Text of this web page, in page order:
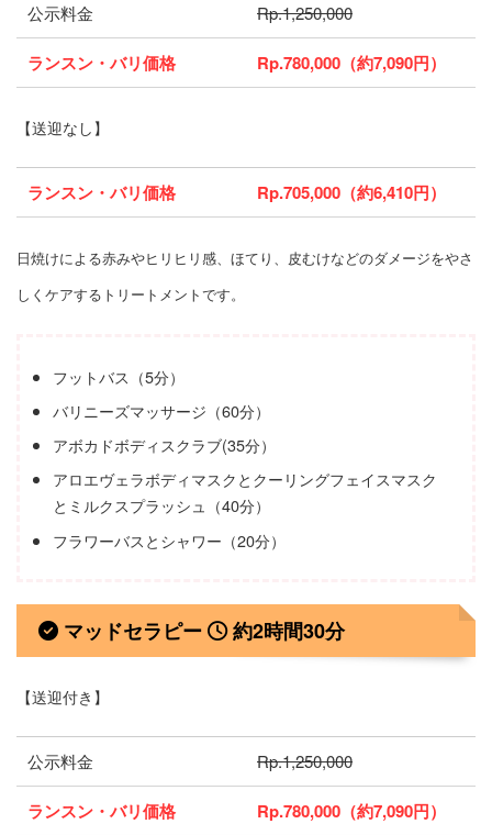
公示料金 Rp.1,250,000
ランスン・バリ価格 Rp.780,000（約7,090円）
【送迎なし】
ランスン・バリ価格 Rp.705,000（約6,410円）
日焼けによる赤みやヒリヒリ感、ほてり、皮むけなどのダメージをやさ
しくケアするトリートメントです。
フットバス（5分）
バリニーズマッサージ（60分）
アボカドボディスクラブ(35分）
アロエヴェラボディマスクとクーリングフェイスマスク
とミルクスプラッシュ（40分）
フラワーバスとシャワー（20分）
マッドセラピー 約2時間30分
【送迎付き】
公示料金 Rp.1,250,000
ランスン・バリ価格 Rp.780,000（約7,090円）